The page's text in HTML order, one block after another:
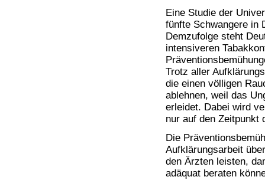
Eine Studie der
fünfte Schwangere in
Demzufolge steht
intensiveren
Trotz aller
die einen völligen
ablehnen, weil das
erleidet. Dabei wird
nur auf den Zeitpunkt
Die
Aufklärungsarbeit
den Ärzten leisten,
adäquat beraten